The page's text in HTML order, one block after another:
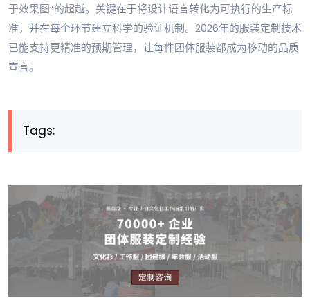
于效果图”的超越。关键在于将设计语言转化为可执行的生产标
准，并在每个环节建立科学的验证机制。2026年的服装定制技术
已能支持更精准的预期管理，让每件团体服装都成为移动的品质
宣言。
Tags: